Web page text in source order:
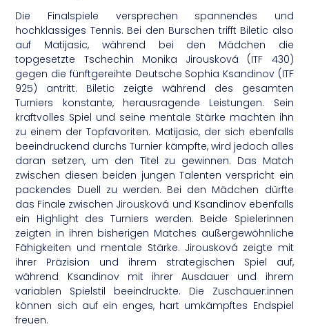
Die Finalspiele versprechen spannendes und
hochklassiges Tennis. Bei den Burschen trifft Biletic also
auf Matijasic, während bei den Mädchen die
topgesetzte Tschechin Monika Jirousková (ITF 430)
gegen die fünftgereihte Deutsche Sophia Ksandinov (ITF
925) antritt. Biletic zeigte während des gesamten
Turniers konstante, herausragende Leistungen. Sein
kraftvolles Spiel und seine mentale Stärke machten ihn
zu einem der Topfavoriten. Matijasic, der sich ebenfalls
beeindruckend durchs Turnier kämpfte, wird jedoch alles
daran setzen, um den Titel zu gewinnen. Das Match
zwischen diesen beiden jungen Talenten verspricht ein
packendes Duell zu werden. Bei den Mädchen dürfte
das Finale zwischen Jirousková und Ksandinov ebenfalls
ein Highlight des Turniers werden. Beide Spielerinnen
zeigten in ihren bisherigen Matches außergewöhnliche
Fähigkeiten und mentale Stärke. Jirousková zeigte mit
ihrer Präzision und ihrem strategischen Spiel auf,
während Ksandinov mit ihrer Ausdauer und ihrem
variablen Spielstil beeindruckte. Die Zuschauer:innen
können sich auf ein enges, hart umkämpftes Endspiel
freuen.